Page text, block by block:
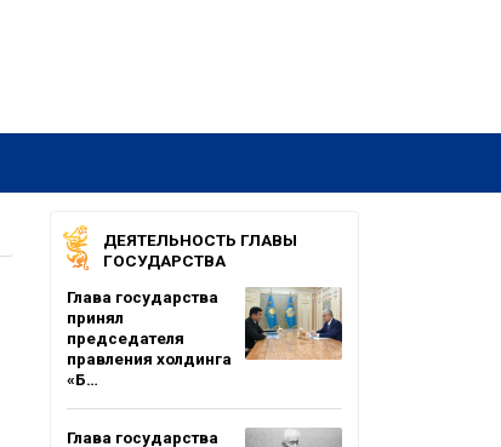
ДЕЯТЕЛЬНОСТЬ ГЛАВЫ
ГОСУДАРСТВА
Глава государства
принял
председателя
правления холдинга
«Б…
Глава государства